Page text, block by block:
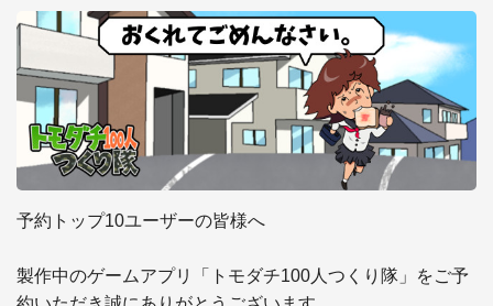
予約トップ10ユーザーの皆様へ
製作中のゲームアプリ「トモダチ100人つくり隊」をご予